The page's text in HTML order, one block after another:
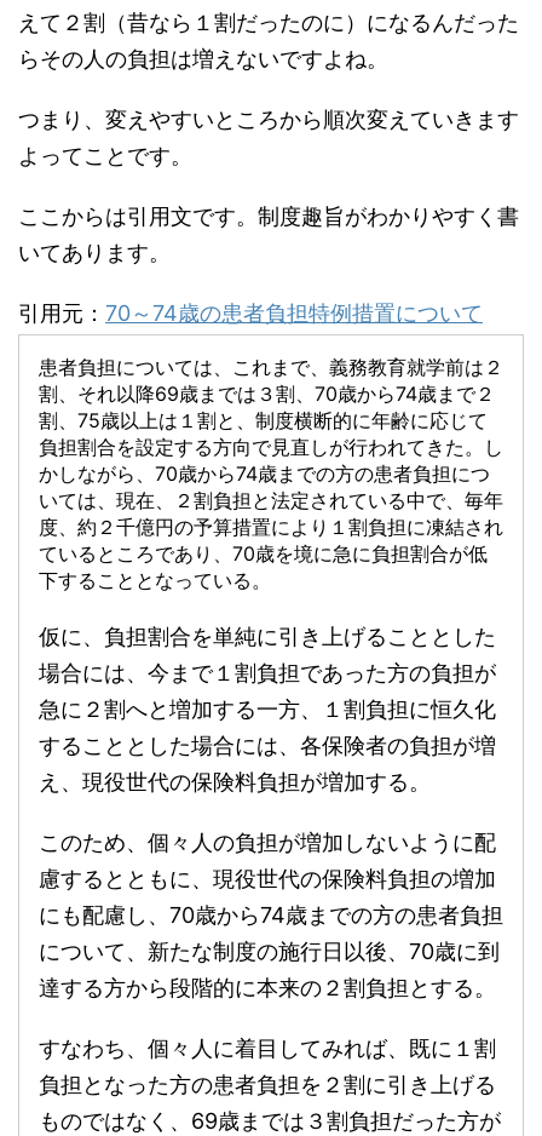
えて２割（昔なら１割だったのに）になるんだった
らその人の負担は増えないですよね。
つまり、変えやすいところから順次変えていきます
よってことです。
ここからは引用文です。制度趣旨がわかりやすく書
いてあります。
引用元： 70～74歳の患者負担特例措置について
患者負担については、これまで、義務教育就学前は２
割、それ以降69歳までは３割、70歳から74歳まで２
割、75歳以上は１割と、制度横断的に年齢に応じて
負担割合を設定する方向で見直しが行われてきた。し
かしながら、70歳から74歳までの方の患者負担につ
いては、現在、２割負担と法定されている中で、毎年
度、約２千億円の予算措置により１割負担に凍結され
ているところであり、70歳を境に急に負担割合が低
下することとなっている。
仮に、負担割合を単純に引き上げることとした
場合には、今まで１割負担であった方の負担が
急に２割へと増加する一方、１割負担に恒久化
することとした場合には、各保険者の負担が増
え、現役世代の保険料負担が増加する。
このため、個々人の負担が増加しないように配
慮するとともに、現役世代の保険料負担の増加
にも配慮し、70歳から74歳までの方の患者負担
について、新たな制度の施行日以後、70歳に到
達する方から段階的に本来の２割負担とする。
すなわち、個々人に着目してみれば、既に１割
負担となった方の患者負担を２割に引き上げる
ものではなく、69歳までは３割負担だった方が